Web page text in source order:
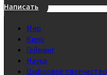
Написать
Мир
Кино
Гейминг
Наука
Цифровое творчество